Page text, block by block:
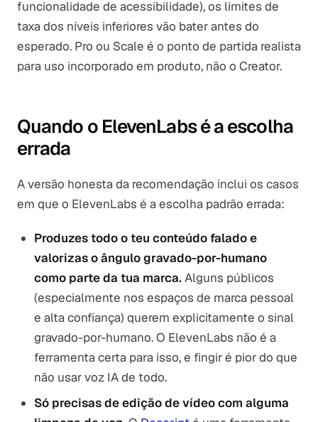
funcionalidade de acessibilidade), os limites de
taxa dos níveis inferiores vão bater antes do
esperado. Pro ou Scale é o ponto de partida realista
para uso incorporado em produto, não o Creator.
Quando o ElevenLabs é a escolha
errada
A versão honesta da recomendação inclui os casos
em que o ElevenLabs é a escolha padrão errada:
Produzes todo o teu conteúdo falado e
valorizas o ângulo gravado-por-humano
como parte da tua marca.Alguns públicos
(especialmente nos espaços de marca pessoal
e alta confiança) querem explicitamente o sinal
gravado-por-humano. O ElevenLabs não é a
ferramenta certa para isso, e fingir é pior do que
não usar voz IA de todo.
Só precisas de edição de vídeo com alguma